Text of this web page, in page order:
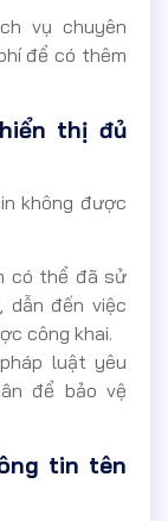
vụ chuyên
để có thêm
thị đủ
không được
có thể đã sử
dẫn đến việc
công khai.
luật yêu
để bảo vệ
tin tên